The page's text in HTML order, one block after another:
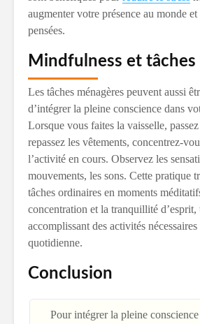
augmenter votre présence au monde
pensées.
Mindfulness et tâches
Les tâches ménagères peuvent aussi
d’intégrer la pleine conscience dans
Lorsque vous faites la vaisselle,
repassez les vêtements, concentrez-
l’activité en cours. Observez les
mouvements, les sons. Cette pratique
tâches ordinaires en moments
concentration et la tranquillité d’esprit,
accomplissant des activités
quotidienne.
Conclusion
Pour intégrer la pleine